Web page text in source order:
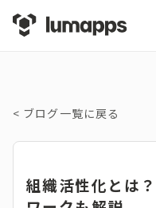
< ブログ一覧に戻る
組織活性化とは